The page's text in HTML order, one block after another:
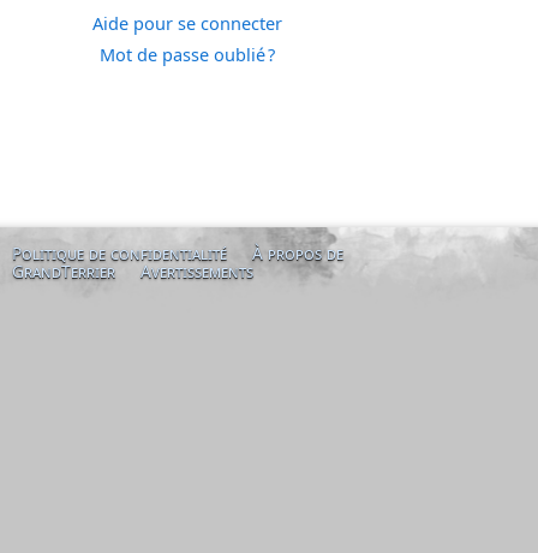
Aide pour se connecter
Mot de passe oublié ?
Politique de confidentialité À propos de
GrandTerrier Avertissements